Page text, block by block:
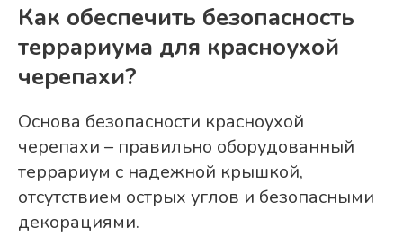
Как обеспечить безопасность
террариума для красноухой
черепахи?
Основа безопасности красноухой
черепахи – правильно оборудованный
террариум с надежной крышкой,
отсутствием острых углов и безопасными
декорациями.